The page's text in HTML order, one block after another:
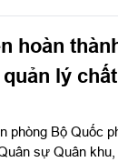
hoàn
lý
ISO
phòng Bộ Quốc
sự Quân